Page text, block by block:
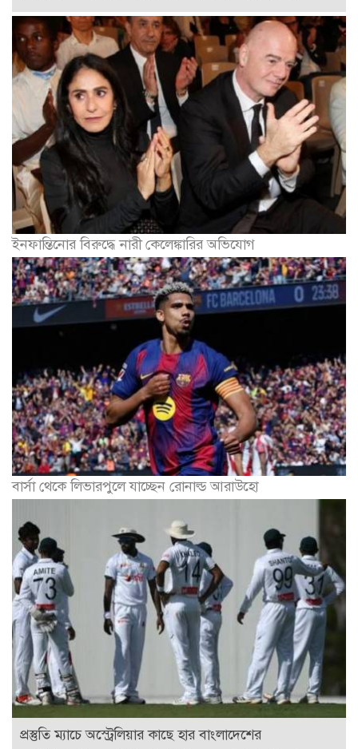
ইনফান্তিনোর বিরুদ্ধে নারী কেলেঙ্কারির অভিযোগ
বার্সা থেকে লিভারপুলে যাচ্ছেন রোনাল্ড আরাউহো
প্রস্তুতি ম্যাচে অস্ট্রেলিয়ার কাছে হার বাংলাদেশের